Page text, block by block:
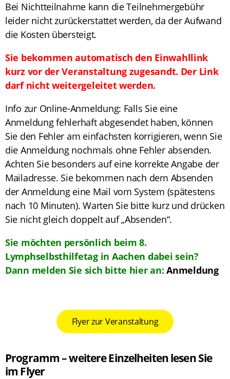
Bei Nichtteilnahme kann die Teilnehmergebühr
leider nicht zurückerstattet werden, da der Aufwand
die Kosten übersteigt.
Sie bekommen automatisch den Einwahllink
kurz vor der Veranstaltung zugesandt. Der Link
darf nicht weitergeleitet werden.
Info zur Online-Anmeldung: Falls Sie eine
Anmeldung fehlerhaft abgesendet haben, können
Sie den Fehler am einfachsten korrigieren, wenn Sie
die Anmeldung nochmals ohne Fehler absenden.
Achten Sie besonders auf eine korrekte Angabe der
Mailadresse. Sie bekommen nach dem Absenden
der Anmeldung eine Mail vom System (spätestens
nach 10 Minuten). Warten Sie bitte kurz und drücken
Sie nicht gleich doppelt auf „Absenden“.
Sie möchten persönlich beim 8.
Lymphselbsthilfetag in Aachen dabei sein?
Dann melden Sie sich bitte hier an:Anmeldung
Flyer zur Veranstaltung
Programm – weitere Einzelheiten lesen Sie
im Flyer